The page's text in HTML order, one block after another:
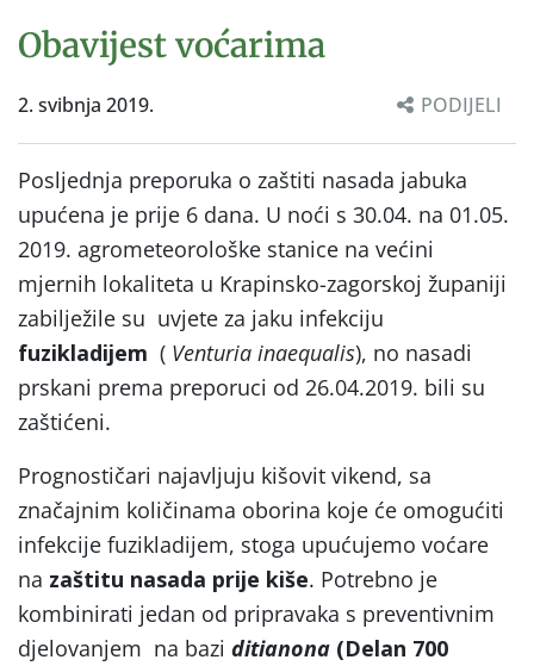
Obavijest voćarima
2. svibnja 2019. PODIJELI
Posljednja preporuka o zaštiti nasada jabuka
upućena je prije 6 dana. U noći s 30.04. na 01.05.
2019. agrometeorološke stanice na većini
mjernih lokaliteta u Krapinsko-zagorskoj županiji
zabilježile su uvjete za jaku infekciju
fuzikladijem ( Venturia inaequalis), no nasadi
prskani prema preporuci od 26.04.2019. bili su
zaštićeni.
Prognostičari najavljuju kišovit vikend, sa
značajnim količinama oborina koje će omogućiti
infekcije fuzikladijem, stoga upućujemo voćare
na zaštitu nasada prije kiše. Potrebno je
kombinirati jedan od pripravaka s preventivnim
djelovanjem na bazi ditianona (Delan 700